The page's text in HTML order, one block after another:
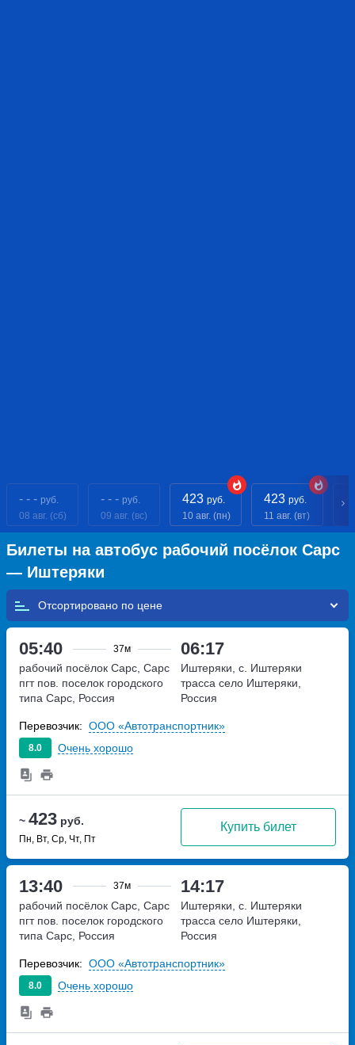
- - - руб.
08 авг. (сб)
- - - руб.
09 авг. (вс)
423 руб.
10 авг. (пн)
423 руб.
11 авг. (вт)
Билеты на автобус рабочий посёлок Сарс
— Иштеряки
Отсортировано по
05:40 37м 06:17
~ 423 руб.
Пн, Вт, Ср, Чт, Пт
Купить билет
рабочий посёлок Сарс, Сарс
пгт пов. поселок городского
типа Сарс, Россия
Иштеряки, с. Иштеряки
трасса село Иштеряки,
Россия
8.0 Очень хорошо
Перевозчик: ООО «Автотранспортник»
13:40 37м 14:17
рабочий посёлок Сарс, Сарс
пгт пов. поселок городского
типа Сарс, Россия
Иштеряки, с. Иштеряки
трасса село Иштеряки,
Россия
8.0 Очень хорошо
Перевозчик: ООО «Автотранспортник»